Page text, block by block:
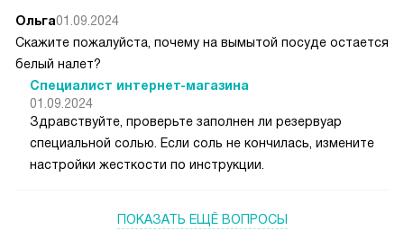
Ольга01.09.2024
Скажите пожалуйста, почему на вымытой посуде остается
белый налет?
Специалист интернет-магазина
01.09.2024
Здравствуйте, проверьте заполнен ли резервуар
специальной солью. Если соль не кончилась, измените
настройки жесткости по инструкции.
ПОКАЗАТЬ ЕЩЁ ВОПРОСЫ